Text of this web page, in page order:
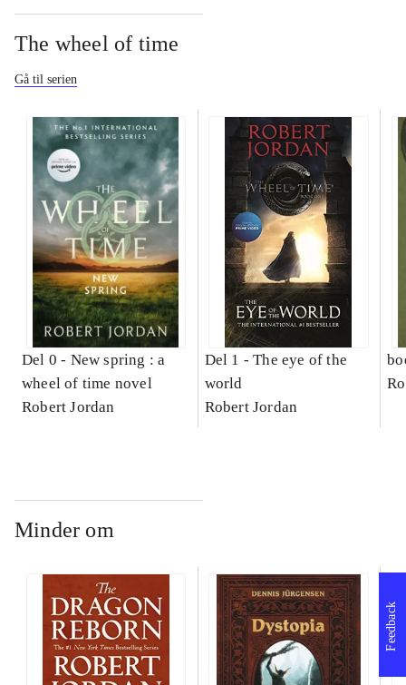
The wheel of time
Gå til serien
Del 0 - New spring : a
wheel of time novel
Robert Jordan
Del 1 -The eye of the
world
Robert Jordan
Minder om
Feedback